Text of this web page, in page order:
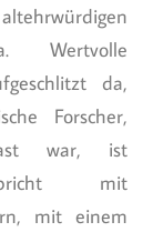
Wertvolle
da,
Forscher,
war, ist
mit
mit einem